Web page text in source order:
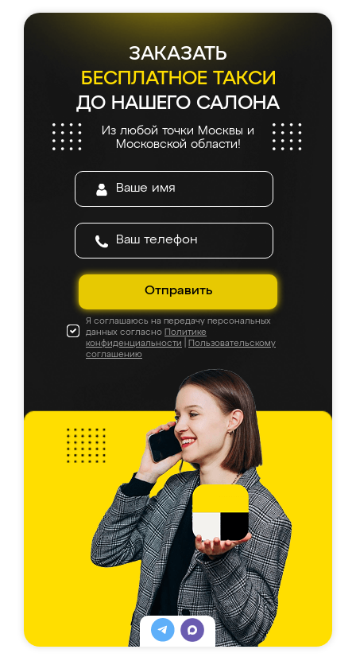
ЗАКАЗАТЬ
БЕСПЛАТНОЕ ТАКСИ
ДО НАШЕГО САЛОНА
Из любой точки Москвы и
Московской области!
Отправить
Я соглашаюсь на передачу персональных
данных согласно Политике
конфиденциальности
Пользовательскому
соглашению